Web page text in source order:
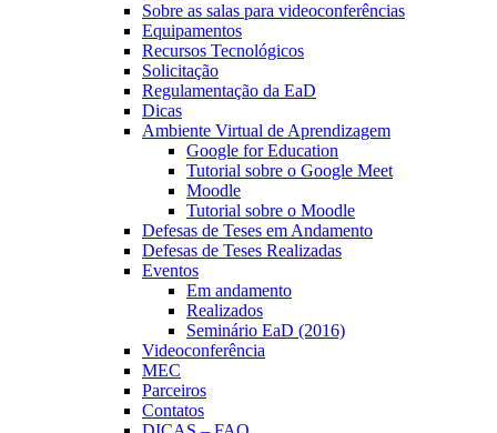
Sobre as salas para videoconferências
Equipamentos
Recursos Tecnológicos
Solicitação
Regulamentação da EaD
Dicas
Ambiente Virtual de Aprendizagem
Google for Education
Tutorial sobre o Google Meet
Moodle
Tutorial sobre o Moodle
Defesas de Teses em Andamento
Defesas de Teses Realizadas
Eventos
Em andamento
Realizados
Seminário EaD (2016)
Videoconferência
MEC
Parceiros
Contatos